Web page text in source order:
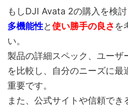
もしDJI Avata 2の購入を検討
多機能性と使い勝手の良さ を
い。
製品の詳細スペック、ユーザ
を比較し、自分のニーズに最
重要です。
また、公式サイトや信頼でき